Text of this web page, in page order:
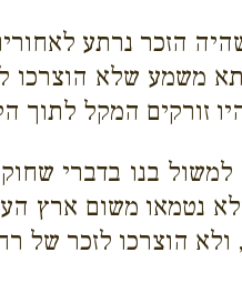
הזכר נרתע
משמע שלא הוצרכו
זורקים המקל
למשול בנו בדברי
נטמאו משום ארץ
הוצרכו לזכר של